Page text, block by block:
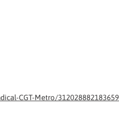
CGT-Metro/312028882183659